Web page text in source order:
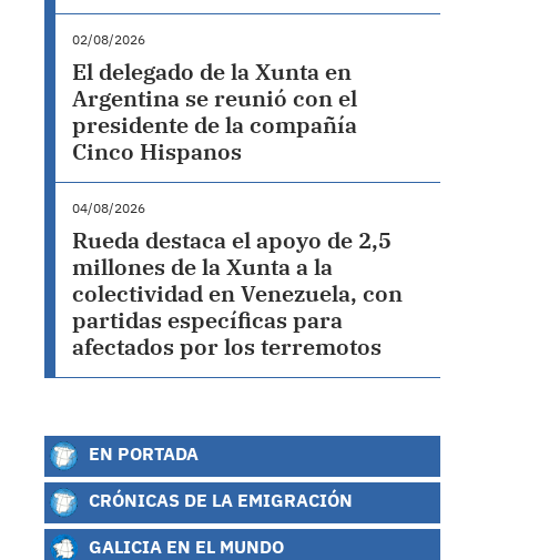
02/08/2026
El delegado de la Xunta en
Argentina se reunió con el
presidente de la compañía
Cinco Hispanos
04/08/2026
Rueda destaca el apoyo de 2,5
millones de la Xunta a la
colectividad en Venezuela, con
partidas específicas para
afectados por los terremotos
EN PORTADA
CRÓNICAS DE LA EMIGRACIÓN
GALICIA EN EL MUNDO